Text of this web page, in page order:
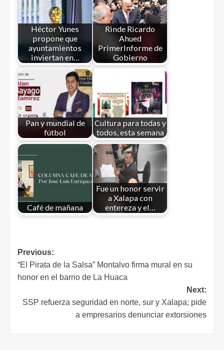
Héctor Yunes
propone que
ayuntamientos
inviertan en…
Rinde Ricardo
Ahued
PrimerInforme de
Gobierno
Pan y mundial de
fútbol
Cultura para todas y
todos, esta semana
Café de mañana
Fue un honor servir
a Xalapa con
entereza y el…
Previous:
“El Pirata de la Salsa” Montalvo firma mural en su
honor en el barrio de La Huaca
Next:
SSP refuerza seguridad en norte, sur y Xalapa; pide
a empresarios denunciar extorsiones